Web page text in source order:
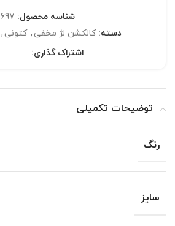
شناسه محصول: 697
دسته: کالکشن لژ مخفی , کتونی ,
اشتراک گذاری:
توضیحات تکمیلی
رنگ
سایز